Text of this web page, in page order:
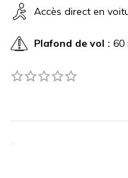
Accès direct en
Plafond de vol : 60